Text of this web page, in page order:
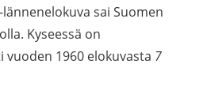
sai Suomen
Kyseessä on
1960 elokuvasta 7